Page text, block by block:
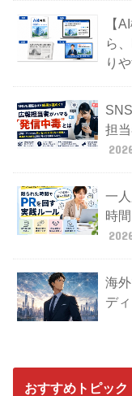
【
ら
り
担
一
時
海
デ
おすすめトピック